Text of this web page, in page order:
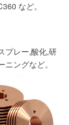
など。
プレー,酸化,研
ングなど。